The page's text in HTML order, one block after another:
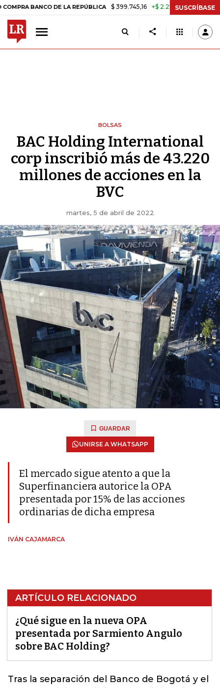
DE LA REPÚBLICA $ 399.745,16 +$ 2.295,71 +0,58% TASA DE
SUSCRÍBASE
BOLSAS
BAC Holding International
corp inscribió más de 43.220
millones de acciones en la
BVC
martes, 5 de abril de 2022
GUARDAR
UNIRSE A WHATSAPP
El mercado sigue atento a que la
Superfinanciera autorice la OPA
presentada por 15% de las acciones
ordinarias de dicha empresa
IVÁN CAJAMARCA
ARTÍCULO RELACIONADO
¿Qué sigue en la nueva OPA
presentada por Sarmiento Angulo
sobre BAC Holding?
Tras la separación del Banco de Bogotá y el